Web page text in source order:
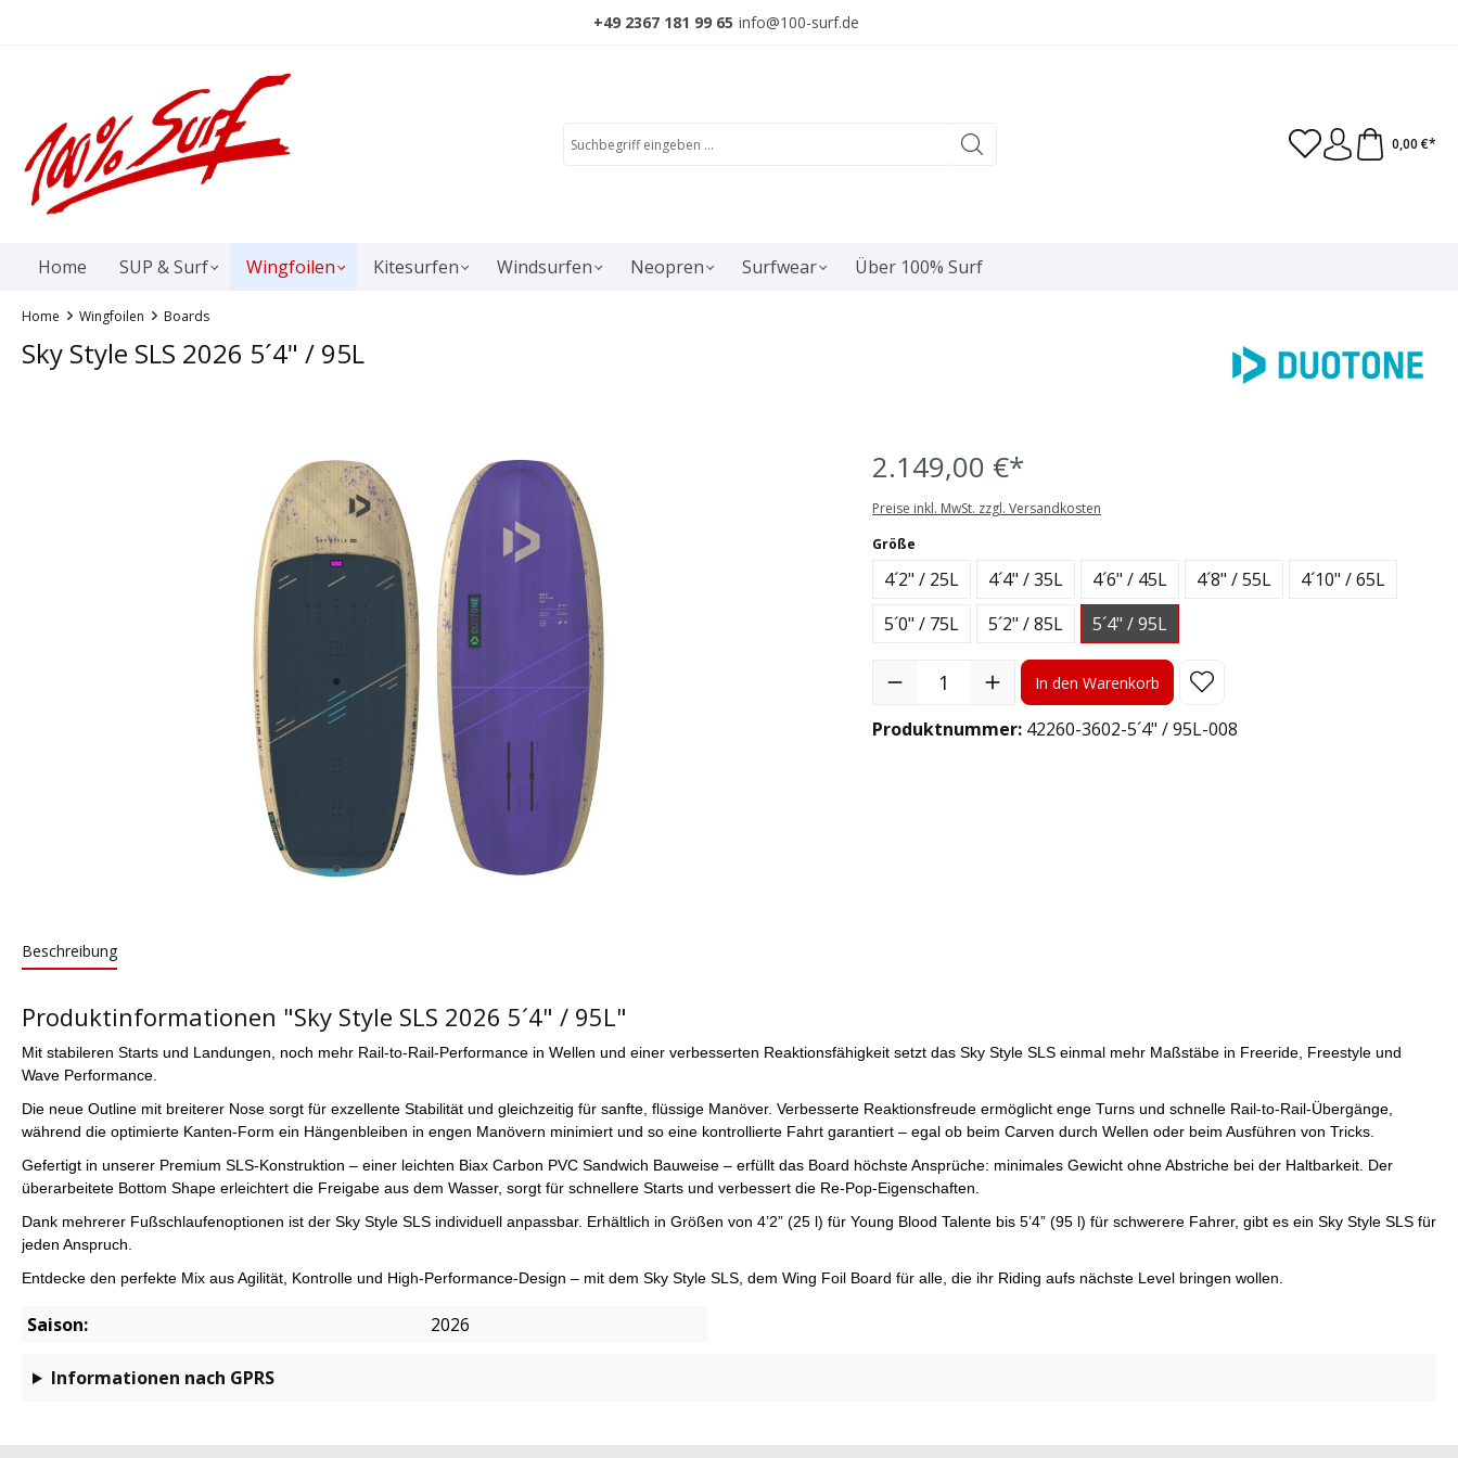
+49 2367 181 99 65 info@100-surf.de
0,00 €*
Home SUP & Surf Wingfoilen Kitesurfen Windsurfen Neopren Surfwear Über 100% Surf
Home Wingfoilen Boards
Sky Style SLS 2026 5´4" / 95L
2.149,00 €*
Preise inkl. MwSt. zzgl. Versandkosten
Größe
4´2" / 25L 4´4" / 35L 4´6" / 45L 4´8" / 55L
4´10" / 65L
5´0" / 75L
5´2" / 85L 5´4" / 95L
Produkt Anzahl: Gib den gewünschten Wert ein oder benutze die
In den Warenkorb
Produktnummer: 42260-3602-5´4" / 95L-008
Beschreibung
Produktinformationen "Sky Style SLS 2026 5´4" / 95L"
Mit stabileren Starts und Landungen, noch mehr Rail-to-Rail-Performance in Wellen und einer verbesserten Reaktionsfähigkeit setzt das Sky Style SLS einmal mehr Maßstäbe in Freeride, Freestyle und
Wave Performance.
Die neue Outline mit breiterer Nose sorgt für exzellente Stabilität und gleichzeitig für sanfte, flüssige Manöver. Verbesserte Reaktionsfreude ermöglicht enge Turns und schnelle Rail-to-Rail-Übergänge,
während die optimierte Kanten-Form ein Hängenbleiben in engen Manövern minimiert und so eine kontrollierte Fahrt garantiert – egal ob beim Carven durch Wellen oder beim Ausführen von Tricks.
Gefertigt in unserer Premium SLS-Konstruktion – einer leichten Biax Carbon PVC Sandwich Bauweise – erfüllt das Board höchste Ansprüche: minimales Gewicht ohne Abstriche bei der Haltbarkeit. Der
überarbeitete Bottom Shape erleichtert die Freigabe aus dem Wasser, sorgt für schnellere Starts und verbessert die Re-Pop-Eigenschaften.
Dank mehrerer Fußschlaufenoptionen ist der Sky Style SLS individuell anpassbar. Erhältlich in Größen von 4’2” (25 l) für Young Blood Talente bis 5’4” (95 l) für schwerere Fahrer, gibt es ein Sky Style SLS für
jeden Anspruch.
Entdecke den perfekte Mix aus Agilität, Kontrolle und High-Performance-Design – mit dem Sky Style SLS, dem Wing Foil Board für alle, die ihr Riding aufs nächste Level bringen wollen.
Saison: 2026
Informationen nach GPRS